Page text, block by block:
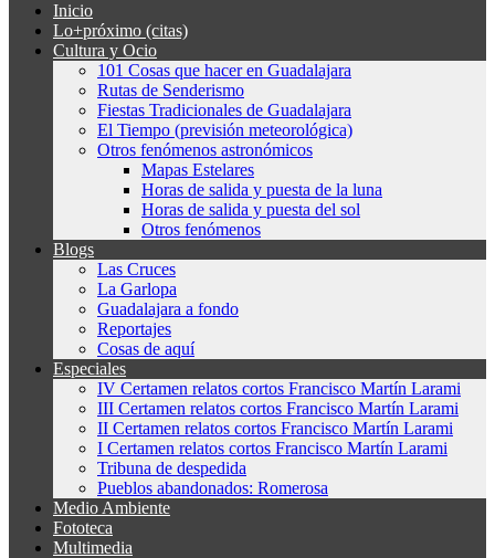
Inicio
Lo+próximo (citas)
Cultura y Ocio
101 Cosas que hacer en Guadalajara
Rutas de Senderismo
Fiestas Tradicionales de Guadalajara
El Tiempo (previsión meteorológica)
Otros fenómenos astronómicos
Mapas Estelares
Horas de salida y puesta de la luna
Horas de salida y puesta del sol
Otros fenómenos
Blogs
Las Cruces
La Garlopa
Guadalajara a fondo
Reportajes
Cosas de aquí
Especiales
IV Certamen relatos cortos Francisco Martín Larami
III Certamen relatos cortos Francisco Martín Larami
II Certamen relatos cortos Francisco Martín Larami
I Certamen relatos cortos Francisco Martín Larami
Tribuna de despedida
Pueblos abandonados: Romerosa
Medio Ambiente
Fototeca
Multimedia